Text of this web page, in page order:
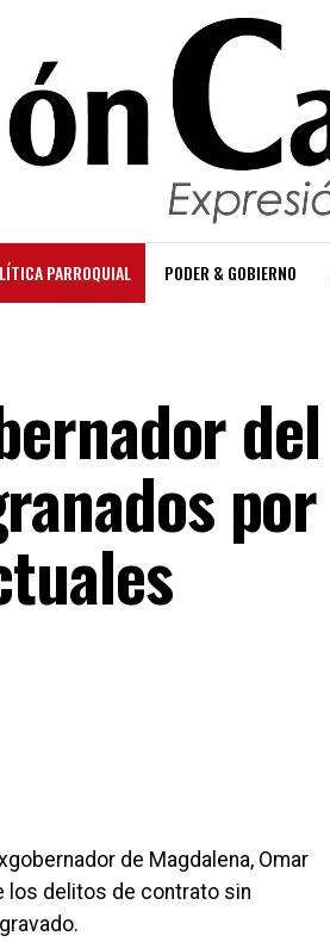
PARROQUIAL PODER & GOBIERNO
del
por
de Magdalena, Omar
los delitos de contrato sin